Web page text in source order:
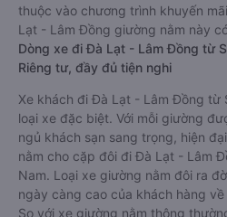
thuộc vào chương trình khuyến
Lạt - Lâm Đồng giường nằm này
Dòng xe đi Đà Lạt - Lâm Đồng từ
Riêng tư, đầy đủ tiện nghi
Xe khách đi Đà Lạt - Lâm Đồng từ
loại xe đặc biệt. Với mỗi giường
ngủ khách sạn sang trọng, hiện
nằm cho cặp đôi đi Đà Lạt - Lâm
Nam. Loại xe giường nằm đôi ra
ngày càng cao của khách hàng
So với xe giường nằm thông